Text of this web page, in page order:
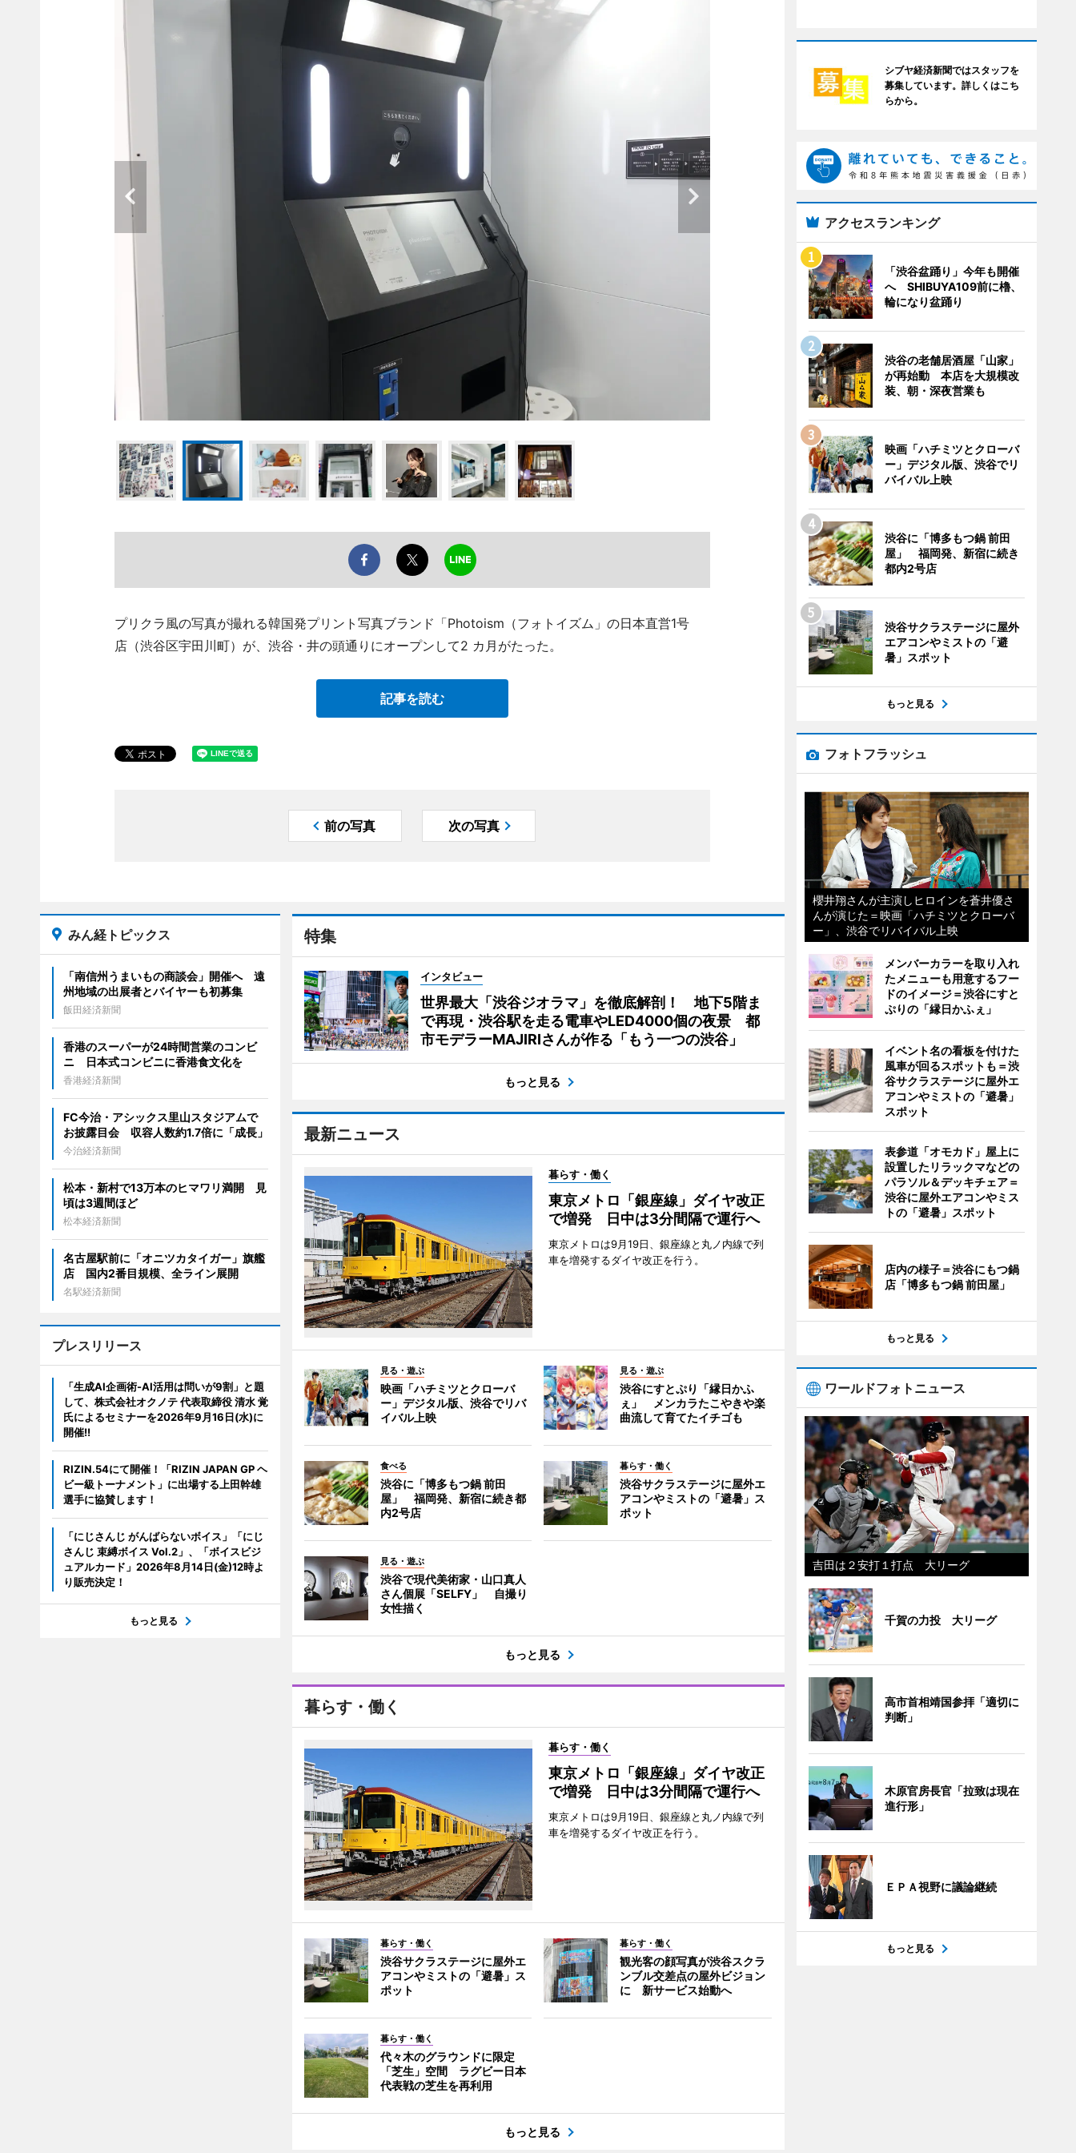
プリクラ風の写真が撮れる韓国発プリント写真ブランド「Photoism（フォトイズム」の日本直営1号
店（渋谷区宇田川町）が、渋谷・井の頭通りにオープンして2 カ月がたった。
記事を読む
前の写真 次の写真
特集
インタビュー
世界最大「渋谷ジオラマ」を徹底解剖！ 地下5階ま
で再現・渋谷駅を走る電車やLED4000個の夜景 都
市モデラーMAJIRIさんが作る「もう一つの渋谷」
もっと見る
最新ニュース
暮らす・働く
東京メトロ「銀座線」ダイヤ改正
で増発 日中は3分間隔で運行へ
東京メトロは9月19日、銀座線と丸ノ内線で列
車を増発するダイヤ改正を行う。
見る・遊ぶ
映画「ハチミツとクローバ
ー」デジタル版、渋谷でリバ
イバル上映
見る・遊ぶ
渋谷にすとぷり「縁日かふ
ぇ」 メンカラたこやきや楽
曲流して育てたイチゴも
食べる
渋谷に「博多もつ鍋 前田
屋」 福岡発、新宿に続き都
内2号店
暮らす・働く
渋谷サクラステージに屋外エ
アコンやミストの「避暑」ス
ポット
見る・遊ぶ
渋谷で現代美術家・山口真人
さん個展「SELFY」 自撮り
女性描く
もっと見る
暮らす・働く
暮らす・働く
東京メトロ「銀座線」ダイヤ改正
で増発 日中は3分間隔で運行へ
東京メトロは9月19日、銀座線と丸ノ内線で列
車を増発するダイヤ改正を行う。
暮らす・働く
渋谷サクラステージに屋外エ
アコンやミストの「避暑」ス
ポット
暮らす・働く
観光客の顔写真が渋谷スクラ
ンブル交差点の屋外ビジョン
に 新サービス始動へ
暮らす・働く
代々木のグラウンドに限定
「芝生」空間 ラグビー日本
代表戦の芝生を再利用
もっと見る
みん経トピックス
「南信州うまいもの商談会」開催へ 遠
州地域の出展者とバイヤーも初募集
飯田経済新聞
香港のスーパーが24時間営業のコンビ
ニ 日本式コンビニに香港食文化を
香港経済新聞
FC今治・アシックス里山スタジアムで
お披露目会 収容人数約1.7倍に「成長」
今治経済新聞
松本・新村で13万本のヒマワリ満開 見
頃は3週間ほど
松本経済新聞
名古屋駅前に「オニツカタイガー」旗艦
店 国内2番目規模、全ライン展開
名駅経済新聞
プレスリリース
「生成AI企画術-AI活用は問いが9割」と題
して、株式会社オクノテ 代表取締役 清水 覚
氏によるセミナーを2026年9月16日(水)に
開催!!
RIZIN.54にて開催！「RIZIN JAPAN GP ヘ
ビー級トーナメント」に出場する上田幹雄
選手に協賛します！
「にじさんじ がんばらないボイス」「にじ
さんじ 束縛ボイス Vol.2」、「ボイスビジ
ュアルカード」2026年8月14日(金)12時よ
り販売決定！
もっと見る
シブヤ経済新聞ではスタッフを
募集しています。詳しくはこち
らから。
アクセスランキング
「渋谷盆踊り」今年も開催
へ SHIBUYA109前に櫓、
輪になり盆踊り
渋谷の老舗居酒屋「山家」
が再始動 本店を大規模改
装、朝・深夜営業も
映画「ハチミツとクローバ
ー」デジタル版、渋谷でリ
バイバル上映
渋谷に「博多もつ鍋 前田
屋」 福岡発、新宿に続き
都内2号店
渋谷サクラステージに屋外
エアコンやミストの「避
暑」スポット
もっと見る
フォトフラッシュ
櫻井翔さんが主演しヒロインを蒼井優さ
んが演じた＝映画「ハチミツとクローバ
ー」、渋谷でリバイバル上映
メンバーカラーを取り入れ
たメニューも用意するフー
ドのイメージ＝渋谷にすと
ぷりの「縁日かふぇ」
イベント名の看板を付けた
風車が回るスポットも＝渋
谷サクラステージに屋外エ
アコンやミストの「避暑」
スポット
表参道「オモカド」屋上に
設置したリラックマなどの
パラソル＆デッキチェア＝
渋谷に屋外エアコンやミス
トの「避暑」スポット
店内の様子＝渋谷にもつ鍋
店「博多もつ鍋 前田屋」
もっと見る
ワールドフォトニュース
吉田は２安打１打点 大リーグ
千賀の力投 大リーグ
高市首相靖国参拝「適切に
判断」
木原官房長官「拉致は現在
進行形」
ＥＰＡ視野に議論継続
もっと見る